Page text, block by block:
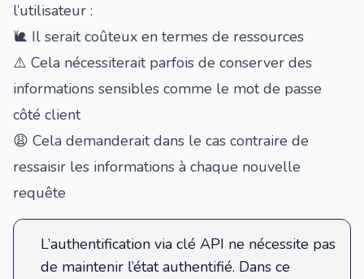
l’utilisateur :
🐌 Il serait coûteux en termes de ressources
⚠️ Cela nécessiterait parfois de conserver des
informations sensibles comme le mot de passe
côté client
😩 Cela demanderait dans le cas contraire de
ressaisir les informations à chaque nouvelle
requête
L’authentification via clé API ne nécessite pas
de maintenir l’état authentifié. Dans ce